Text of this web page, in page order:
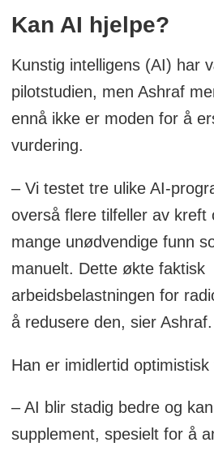
Kan AI hjelpe?
Kunstig intelligens (AI) har
pilotstudien, men Ashraf
ennå ikke er moden for å
vurdering.
– Vi testet tre ulike AI-
overså flere tilfeller av kreft
mange unødvendige funn
manuelt. Dette økte faktisk
arbeidsbelastningen for
å redusere den, sier Ashraf.
Han er imidlertid
– AI blir stadig bedre og
supplement, spesielt for å